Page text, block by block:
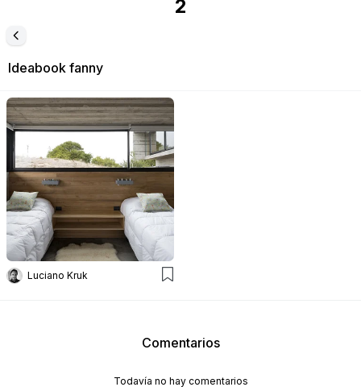
2
Ideabook fanny
Luciano Kruk
Comentarios
Todavía no hay comentarios